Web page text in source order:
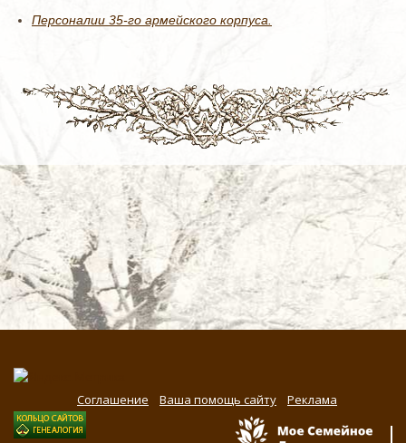
Персоналии 35-го армейского корпуса.
Соглашение Ваша помощь сайту Реклама